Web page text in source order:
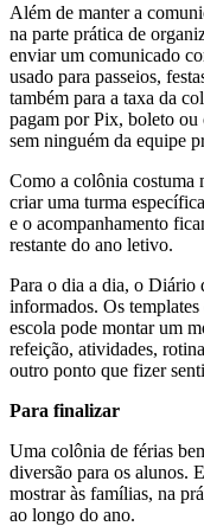
Além de manter a
na parte prática de
enviar um comunicado
usado para passeios,
também para a taxa da
pagam por Pix, boleto ou
sem ninguém da equipe
Como a colônia costuma
criar uma turma
e o acompanhamento
restante do ano letivo.
Para o dia a dia, o Diário
informados. Os
escola pode montar um
refeição, atividades,
outro ponto que fizer
Para finalizar
Uma colônia de férias
diversão para os alunos.
mostrar às famílias, na
ao longo do ano.